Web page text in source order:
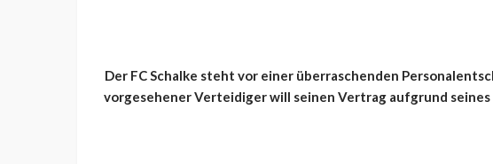
Der FC Schalke steht vor einer überraschenden
vorgesehener Verteidiger will seinen Vertrag aufgrund